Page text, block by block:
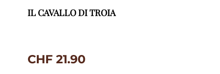
IL CAVALLO DI TROIA
CHF 21.90